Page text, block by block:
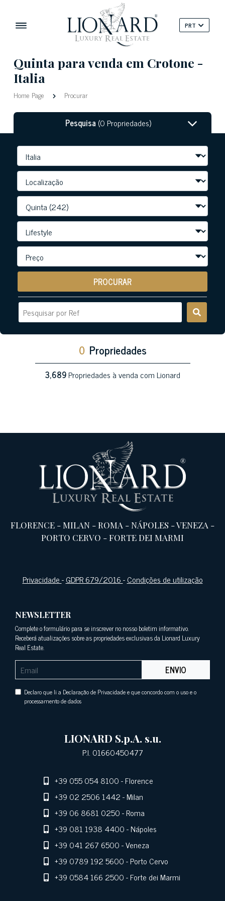
PRT
Quinta para venda em Crotone -
Italia
Home Page Procurar
Pesquisa(0 Propriedades)
PROCURAR
0 Propriedades
3,689Propriedades à venda com Lionard
FLORENCE -MILAN -ROMA -NÁPOLES -VENEZA -
PORTO CERVO -FORTE DEI MARMI
Privacidade-GDPR 679/2016-Condições de utilização
NEWSLETTER
Complete o formulário para se inscrever no nosso boletim informativo.
Receberá atualizações sobre as propriedades exclusivas da Lionard Luxury
Real Estate.
ENVIO
Declaro que li a Declaração de Privacidade e que concordo com o uso e o
processamento de dados
LIONARD S.p.A. s.u.
P.I. 01660450477
+39 055 054 8100- Florence
+39 02 2506 1442- Milan
+39 06 8681 0250- Roma
+39 081 1938 4400- Nápoles
+39 041 267 6500- Veneza
+39 0789 192 5600- Porto Cervo
+39 0584 166 2500- Forte dei Marmi